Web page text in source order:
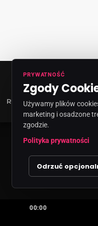
00:00
RODO INFORMACJA O
PRYWATNOŚĆ
Zgody
Używamy plików
marketing i osadzone
zgodzie.
Polityka prywatności
Odrzuć